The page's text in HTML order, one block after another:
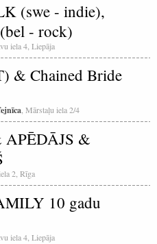
(swe - indie),
- rock)
iela 4, Liepāja
& Chained Bride
, Mārstaļu iela 2/4
&
2, Rīga
10 gadu
iela 4, Liepāja